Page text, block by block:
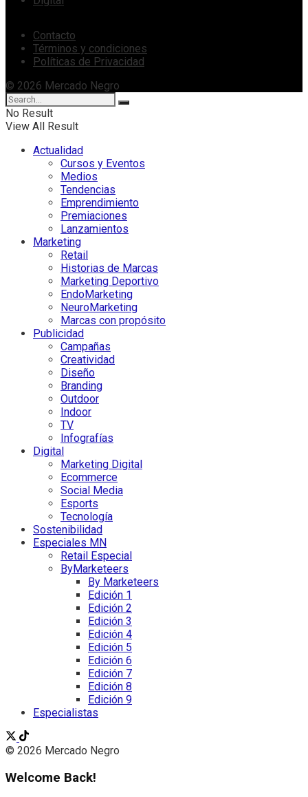
Contacto
Términos y condiciones
Políticas de Privacidad
© 2026 Mercado Negro
No Result
View All Result
Actualidad
Cursos y Eventos
Medios
Tendencias
Emprendimiento
Premiaciones
Lanzamientos
Marketing
Retail
Historias de Marcas
Marketing Deportivo
EndoMarketing
NeuroMarketing
Marcas con propósito
Publicidad
Campañas
Creatividad
Diseño
Branding
Outdoor
Indoor
TV
Infografías
Digital
Marketing Digital
Ecommerce
Social Media
Esports
Tecnología
Sostenibilidad
Especiales MN
Retail Especial
ByMarketeers
By Marketeers
Edición 1
Edición 2
Edición 3
Edición 4
Edición 5
Edición 6
Edición 7
Edición 8
Edición 9
Especialistas
© 2026 Mercado Negro
Welcome Back!